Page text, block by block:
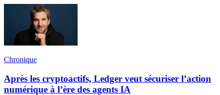
Chronique
Après les cryptoactifs, Ledger veut sécuriser l’action
numérique à l’ère des agents IA